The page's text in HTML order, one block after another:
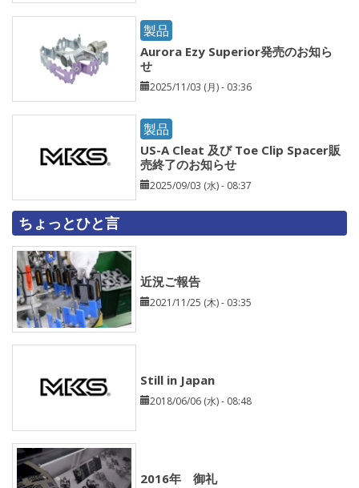
製品
Aurora Ezy Superior発売のお知ら
せ
2025/11/03 (月) - 03:36
製品
US-A Cleat 及び Toe Clip Spacer販
売終了のお知らせ
2025/09/03 (水) - 08:37
ちょっとひと言
近況ご報告
2021/11/25 (木) - 03:35
Still in Japan
2018/06/06 (水) - 08:48
2016年 御礼